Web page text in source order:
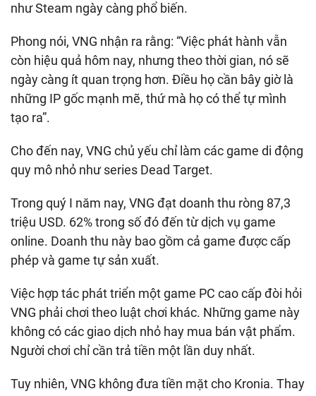
như Steam ngày càng phổ biến.
Phong nói, VNG nhận ra rằng: “Việc phát hành vẫn
còn hiệu quả hôm nay, nhưng theo thời gian, nó sẽ
ngày càng ít quan trọng hơn. Điều họ cần bây giờ là
những IP gốc mạnh mẽ, thứ mà họ có thể tự mình
tạo ra”.
Cho đến nay, VNG chủ yếu chỉ làm các game di động
quy mô nhỏ như series Dead Target.
Trong quý I năm nay, VNG đạt doanh thu ròng 87,3
triệu USD. 62% trong số đó đến từ dịch vụ game
online. Doanh thu này bao gồm cả game được cấp
phép và game tự sản xuất.
Việc hợp tác phát triển một game PC cao cấp đòi hỏi
VNG phải chơi theo luật chơi khác. Những game này
không có các giao dịch nhỏ hay mua bán vật phẩm.
Người chơi chỉ cần trả tiền một lần duy nhất.
Tuy nhiên, VNG không đưa tiền mặt cho Kronia. Thay